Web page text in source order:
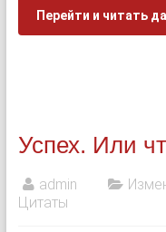
Перейти и читать
Успех. Или
admin
Цитаты